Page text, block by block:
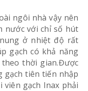
ngôi nhà vậy nên
nước với chỉ số hút
ở nhiệt độ rất
gạch có khả năng
thời gian.Được
gạch tiên tiến nhập
gạch Inax phải